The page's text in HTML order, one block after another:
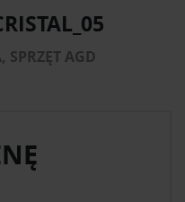
SPRZĘT AGD